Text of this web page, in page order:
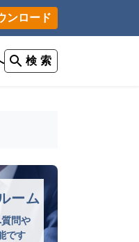
ンロード
検 索
ーム
問や
です